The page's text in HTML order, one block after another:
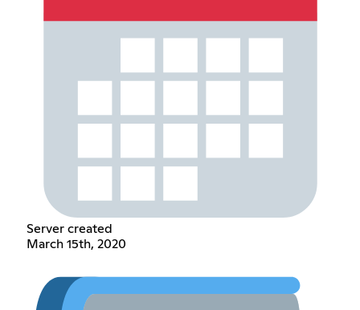
Server created
March 15th, 2020